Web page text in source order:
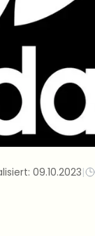
09.10.2023|